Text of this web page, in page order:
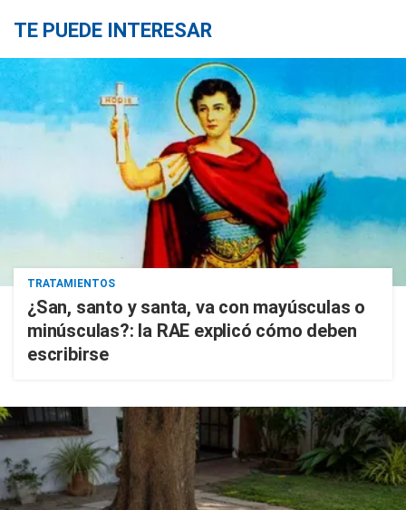
TE PUEDE INTERESAR
TRATAMIENTOS
¿San, santo y santa, va con mayúsculas o
minúsculas?: la RAE explicó cómo deben
escribirse